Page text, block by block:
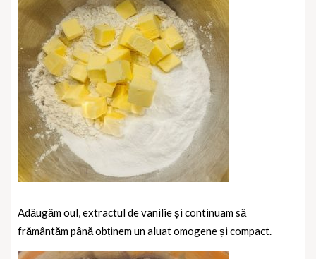
Adăugăm oul, extractul de vanilie și continuam să
frământăm până obținem un aluat omogene și compact.